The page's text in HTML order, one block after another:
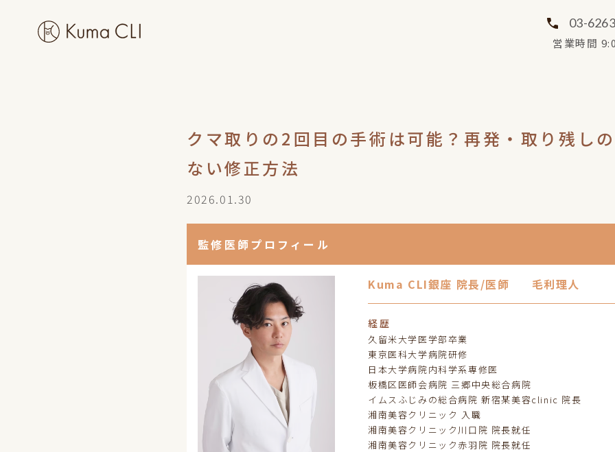
03-
営業時間
クマ取りの2回目の手術は可能？再発・取り残し
ない修正方法
2026.01.30
監修医師プロフィール
Kuma CLI銀座 院長/医師 毛利理人
経歴
久留米大学医学部卒業
東京医科大学病院研修
日本大学病院内科学系専修医
板橋区医師会病院 三郷中央総合病院
イムスふじみの総合病院 新宿某美容clinic 院長
湘南美容クリニック 入職
湘南美容クリニック川口院 院長就任
湘南美容クリニック赤羽院 院長就任